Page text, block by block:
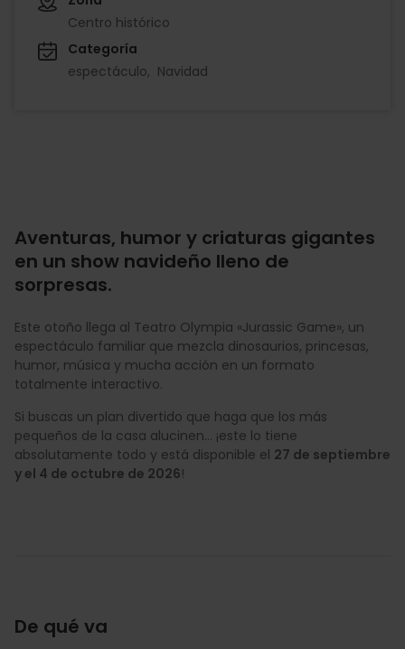
Centro histórico
Categoría
espectáculo
Navidad
Aventuras, humor y criaturas gigantes
en un show navideño lleno de
sorpresas.
Este otoño llega al Teatro Olympia «Jurassic Game», un
espectáculo familiar que mezcla dinosaurios, princesas,
humor, música y mucha acción en un formato
totalmente interactivo.
Si buscas un plan divertido que haga que los más
pequeños de la casa alucinen… ¡este lo tiene
absolutamente todo y está disponible el 27 de septiembre
y el 4 de octubre de 2026!
De qué va